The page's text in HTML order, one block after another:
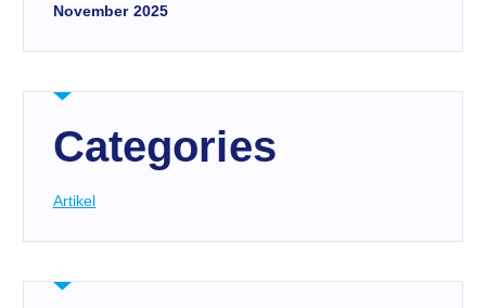
November 2025
Categories
Artikel